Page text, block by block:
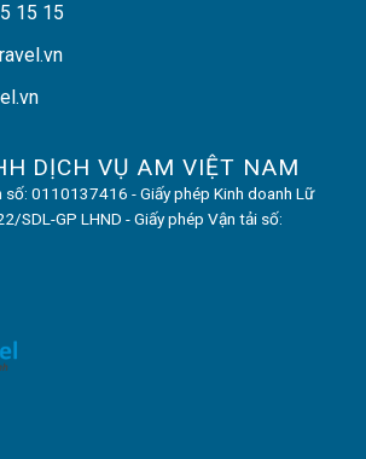
15 15
DỊCH VỤ AM VIỆT NAM
số: 0110137416 - Giấy phép Kinh doanh Lữ
SDL-GP LHND - Giấy phép Vận tải số: